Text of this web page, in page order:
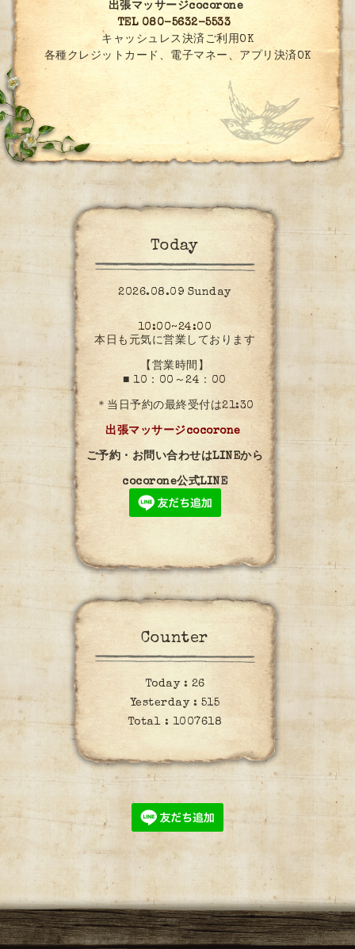
出張マッサージcocorone
TEL 080-5632-5533
キャッシュレス決済ご利用OK
各種クレジットカード、電子マネー、アプリ決済OK
Today
2026.08.09 Sunday
10:00~24:00
本日も元気に営業しております
【営業時間】
■ 10：00～24：00
＊当日予約の最終受付は21:30
出張マッサージcocorone
ご予約・お問い合わせはLINEから
cocorone公式LINE
Counter
Today : 26
Yesterday : 515
Total : 1007618